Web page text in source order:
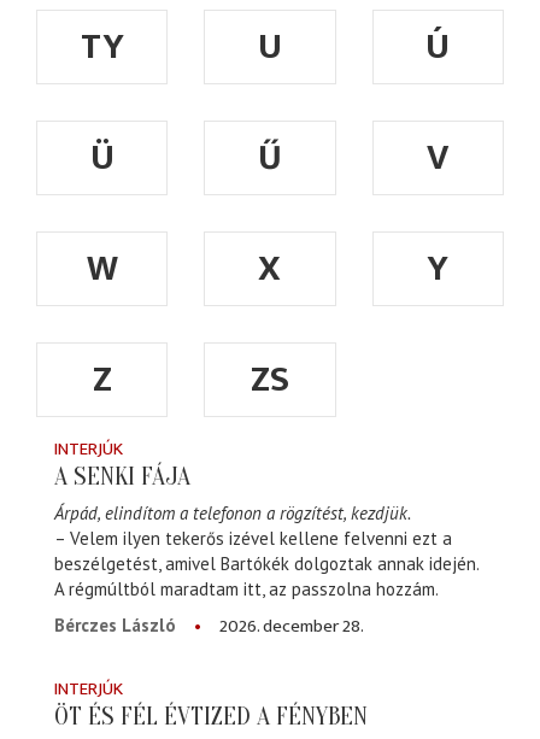
TY
U
Ú
Ü
Ű
V
W
X
Y
Z
ZS
INTERJÚK
A SENKI FÁJA
Árpád, elindítom a telefonon a rögzítést, kezdjük.
– Velem ilyen tekerős izével kellene felvenni ezt a
beszélgetést, amivel Bartókék dolgoztak annak idején.
A régmúltból maradtam itt, az passzolna hozzám.
Bérczes László
2026. december 28.
INTERJÚK
ÖT ÉS FÉL ÉVTIZED A FÉNYBEN